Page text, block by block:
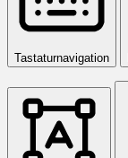
Tastaturnavigation